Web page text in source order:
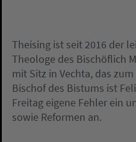
Theising ist seit 2016 der
Theologe des Bischöflich
mit Sitz in Vechta, das
Bischof des Bistums ist
Freitag eigene Fehler ein
sowie Reformen an.